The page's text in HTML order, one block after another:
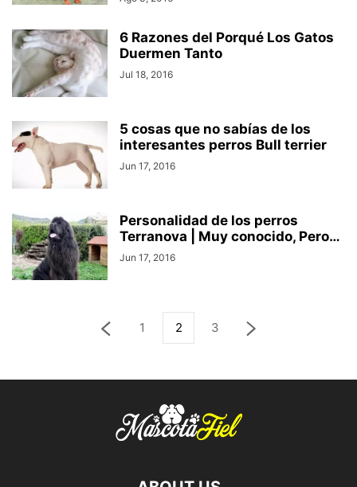
6 Razones del Porqué Los Gatos
Duermen Tanto
Jul 18, 2016
5 cosas que no sabías de los
interesantes perros Bull terrier
Jun 17, 2016
Personalidad de los perros
Terranova | Muy conocido, Pero…
Jun 17, 2016
1 2 3